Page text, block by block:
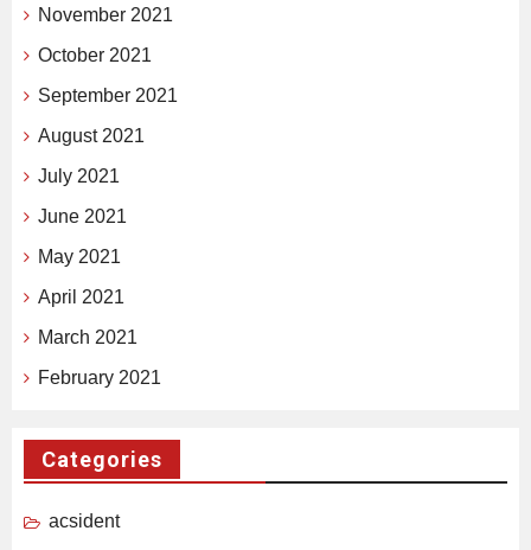
November 2021
October 2021
September 2021
August 2021
July 2021
June 2021
May 2021
April 2021
March 2021
February 2021
Categories
acsident